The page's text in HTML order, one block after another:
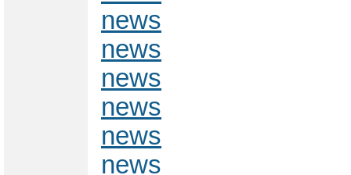
news
news
news
news
news
news